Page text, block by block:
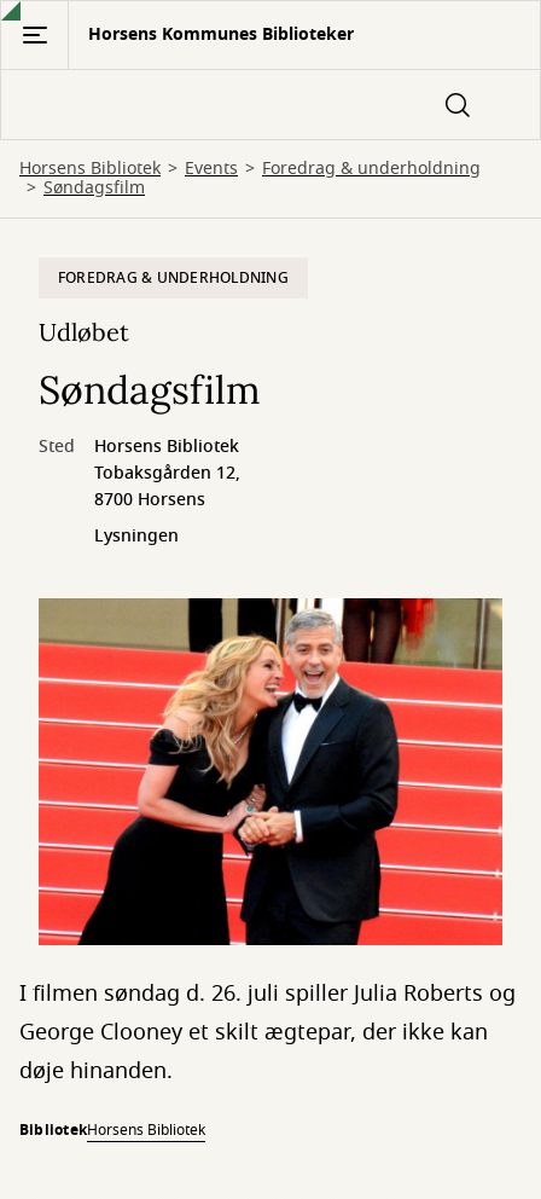
Gå
hovedindhold
Horsens Kommunes Biblioteker
Horsens Bibliotek Events Foredrag & underholdning
Søndagsfilm
FOREDRAG & UNDERHOLDNING
Udløbet
Søndagsfilm
Sted
Horsens Bibliotek
Tobaksgården 12,
8700 Horsens
Lysningen
I filmen søndag d. 26. juli spiller Julia Roberts og
George Clooney et skilt ægtepar, der ikke kan
døje hinanden.
BibliotekHorsens Bibliotek